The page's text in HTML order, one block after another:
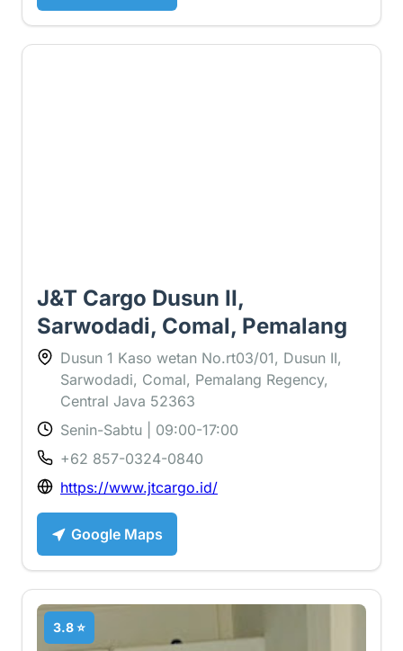
J&T Cargo Dusun II,
Sarwodadi, Comal, Pemalang
Dusun 1 Kaso wetan No.rt03/01, Dusun II,
Sarwodadi, Comal, Pemalang Regency,
Central Java 52363
Senin-Sabtu | 09:00-17:00
+62 857-0324-0840
https://www.jtcargo.id/
Google Maps
3.8 ⭐